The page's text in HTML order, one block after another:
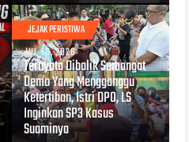
JEJAK PERISTIWA
JUL 16, 2026
Ternyata Dibalik Semangat
Demo Yang Mengganggu
Ketertiban, Istri DPO, LS
Inginkan SP3 Kasus
Suaminya